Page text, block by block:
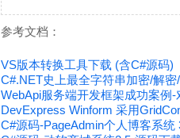
参考文档：
VS版本转换工具下载 (含C#源码)
C#.NET史上最全字符串加密/解
WebApi服务端开发框架成功案例
DevExpress Winform 采用
C#源码-PageAdmin个人博客系统